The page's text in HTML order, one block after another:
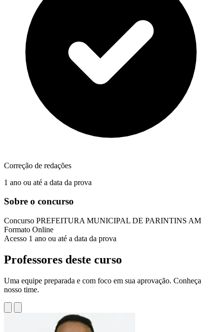
Correção de redações
1 ano ou até a data da prova
Sobre o concurso
Concurso PREFEITURA MUNICIPAL DE PARINTINS AM
Formato Online
Acesso 1 ano ou até a data da prova
Professores deste curso
Uma equipe preparada e com foco em sua aprovação. Conheça
nosso time.